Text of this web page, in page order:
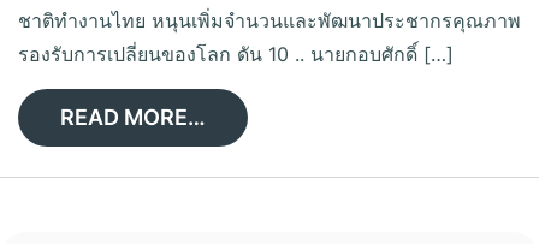
ชาติทำงานไทย หนุนเพิ่มจำนวนและพัฒนาประชากรคุณภาพ
รองรับการเปลี่ยนของโลก ดัน 10 .. นายกอบศักดิ์ […]
READ MORE…